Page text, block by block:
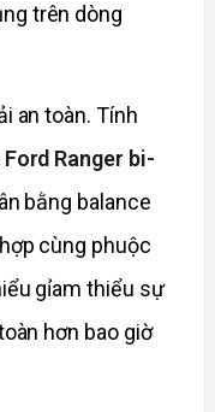
trên dòng
an toàn. Tính
Ford Ranger bi-
bằng balance
cùng phuộc
gỉam thiểu sự
hơn bao giờ